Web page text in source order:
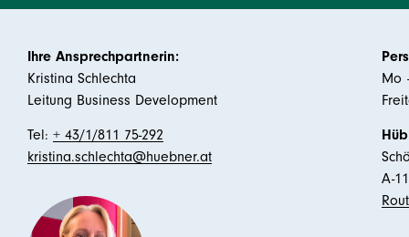
Ihre Ansprechpartnerin:
Kristina Schlechta
Leitung Business Development
Tel: + 43/1/811 75-292
kristina.schlechta@huebner.at
Mo
A-